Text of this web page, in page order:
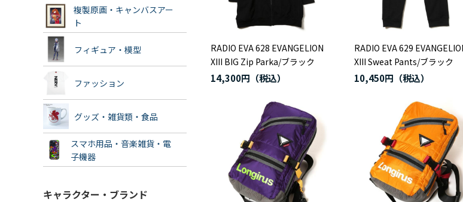
複製原画・キャンバスアー
ト
フィギュア・模型
ファッション
グッズ・雑貨類・食品
スマホ用品・音楽雑貨・電
子機器
キャラクター・ブランド
RADIO EVA 628 EVANGELION
XIII BIG Zip Parka/ブラック
14,300円
RADIO EVA 629
XIII Sweat Pants/ブラック
10,450円